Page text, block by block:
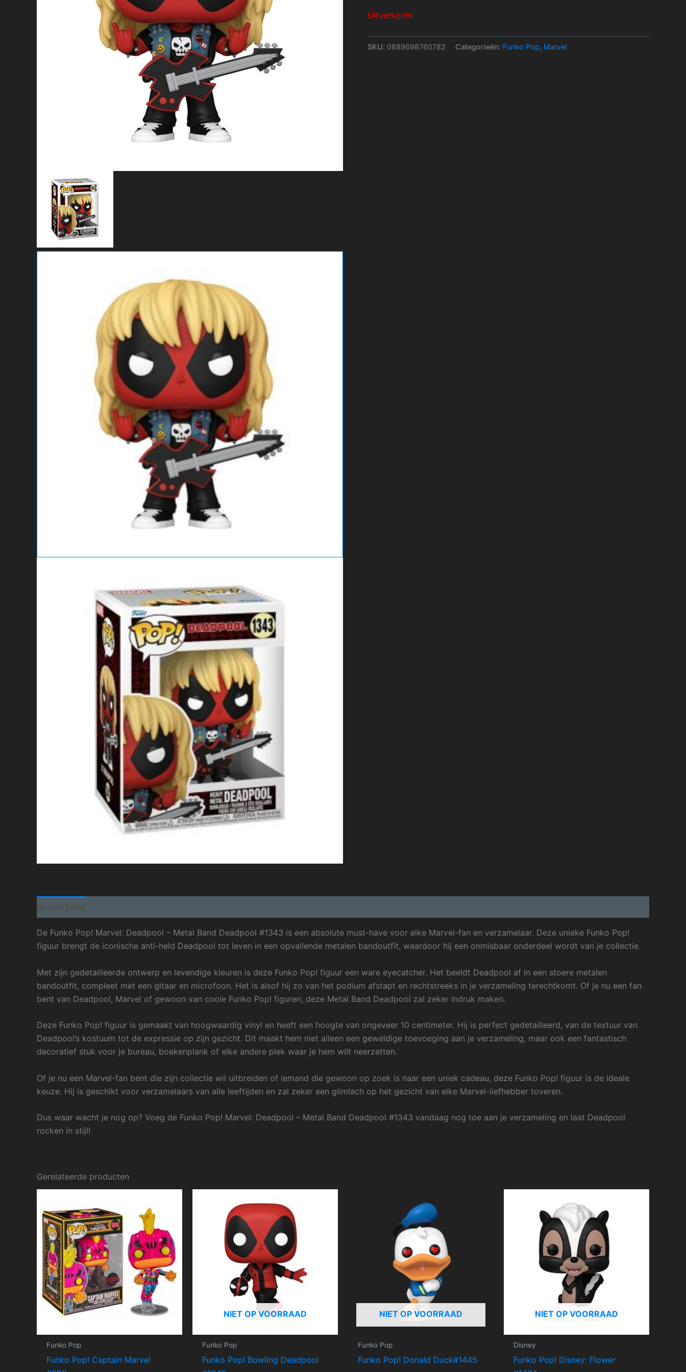
Uitverkocht
SKU: 0889698760782 Categorieën: Funko Pop, Marvel
De Funko Pop! Marvel: Deadpool – Metal Band Deadpool #1343 is een absolute must-have voor elke Marvel-fan en verzamelaar. Deze unieke Funko Pop!
figuur brengt de iconische anti-held Deadpool tot leven in een opvallende metalen bandoutfit, waardoor hij een onmisbaar onderdeel wordt van je collectie.
Met zijn gedetailleerde ontwerp en levendige kleuren is deze Funko Pop! figuur een ware eyecatcher. Het beeldt Deadpool af in een stoere metalen
bandoutfit, compleet met een gitaar en microfoon. Het is alsof hij zo van het podium afstapt en rechtstreeks in je verzameling terechtkomt. Of je nu een fan
bent van Deadpool, Marvel of gewoon van coole Funko Pop! figuren, deze Metal Band Deadpool zal zeker indruk maken.
Deze Funko Pop! figuur is gemaakt van hoogwaardig vinyl en heeft een hoogte van ongeveer 10 centimeter. Hij is perfect gedetailleerd, van de textuur van
Deadpool’s kostuum tot de expressie op zijn gezicht. Dit maakt hem niet alleen een geweldige toevoeging aan je verzameling, maar ook een fantastisch
decoratief stuk voor je bureau, boekenplank of elke andere plek waar je hem wilt neerzetten.
Of je nu een Marvel-fan bent die zijn collectie wil uitbreiden of iemand die gewoon op zoek is naar een uniek cadeau, deze Funko Pop! figuur is de ideale
keuze. Hij is geschikt voor verzamelaars van alle leeftijden en zal zeker een glimlach op het gezicht van elke Marvel-liefhebber toveren.
Dus waar wacht je nog op? Voeg de Funko Pop! Marvel: Deadpool – Metal Band Deadpool #1343 vandaag nog toe aan je verzameling en laat Deadpool
rocken in stijl!
Gerelateerde producten
Funko Pop
Funko Pop! Captain Marvel
NIET OP VOORRAAD
Funko Pop
Funko Pop! Bowling Deadpool
NIET OP VOORRAAD
Funko Pop
Funko Pop! Donald Duck#1445
NIET OP VOORRAAD
Disney
Funko Pop! Disney: Flower